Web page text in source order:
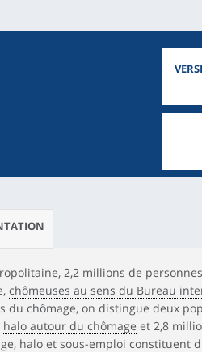
2,2 millions de
chômeuses au sens du Bureau
du chômage, on distingue deux
halo autour du chômage et 2,8
halo et sous-emploi constituent